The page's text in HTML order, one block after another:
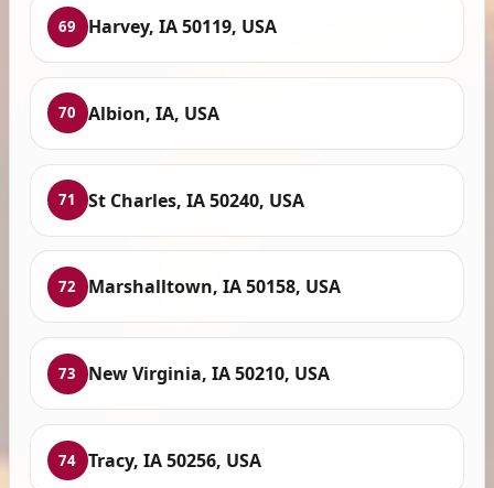
69 Harvey, IA 50119, USA
70 Albion, IA, USA
71 St Charles, IA 50240, USA
72 Marshalltown, IA 50158, USA
73 New Virginia, IA 50210, USA
74 Tracy, IA 50256, USA